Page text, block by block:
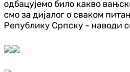
одбацујемо било какво
смо за дијалог о сваком
Републику Српску - наводи